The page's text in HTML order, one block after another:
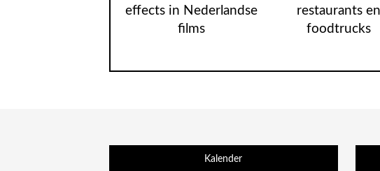
effects in Nederlandse
films
restaurants en
foodtrucks
Kalender